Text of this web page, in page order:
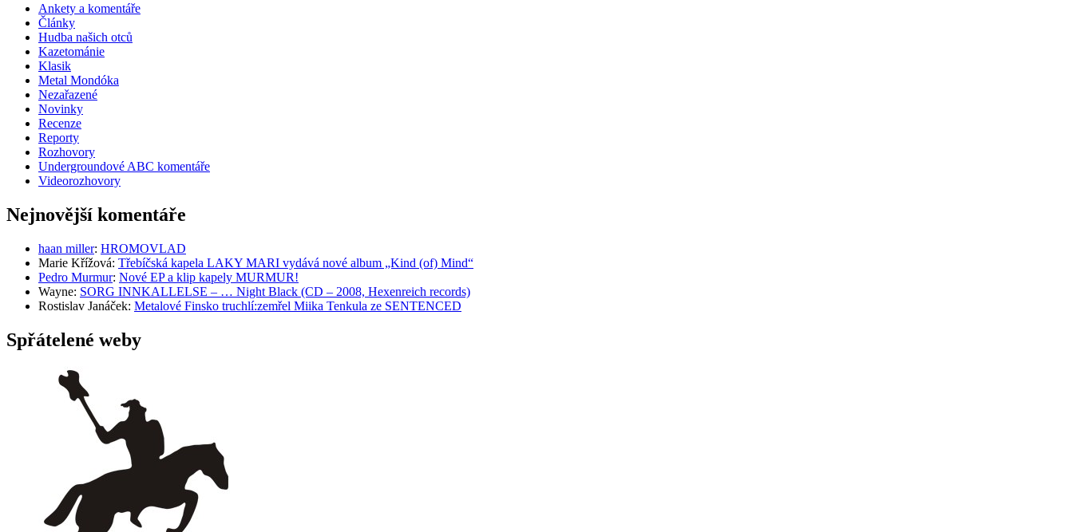
Ankety a komentáře
Články
Hudba našich otců
Kazetománie
Klasik
Metal Mondóka
Nezařazené
Novinky
Recenze
Reporty
Rozhovory
Undergroundové ABC komentáře
Videorozhovory
Nejnovější komentáře
haan miller: HROMOVLAD
Marie Křížová: Třebíčská kapela LAKY MARI vydává nové album „Kind (of) Mind“
Pedro Murmur: Nové EP a klip kapely MURMUR!
Wayne: SORG INNKALLELSE – … Night Black (CD – 2008, Hexenreich records)
Rostislav Janáček: Metalové Finsko truchlí:zemřel Miika Tenkula ze SENTENCED
Spřátelené weby